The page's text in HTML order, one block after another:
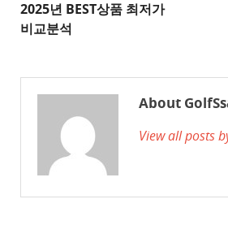
트
2
천
2025년 BEST상품 최저가
비교분석
About
View all posts